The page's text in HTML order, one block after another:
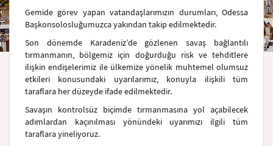
Gemide görev yapan vatandaşlarımızın durumları, Odessa
Başkonsolosluğumuzca yakından takip edilmektedir.
Son dönemde Karadeniz’de gözlenen savaş bağlantılı
tırmanmanın, bölgemiz için doğurduğu risk ve tehditlere
ilişkin endişelerimiz ile ülkemize yönelik muhtemel olumsuz
etkileri konusundaki uyarılarımız, konuyla ilişkili tüm
taraflara her düzeyde ifade edilmektedir.
Savaşın kontrolsüz biçimde tırmanmasına yol açabilecek
adımlardan kaçınılması yönündeki uyarımızı ilgili tüm
taraflara yineliyoruz.